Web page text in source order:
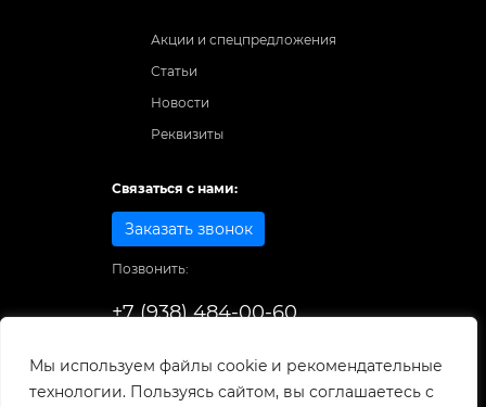
Мы используем файлы cookie и рекомендательные
технологии. Пользуясь сайтом, вы соглашаетесь с
Акции и спецпредложения
Статьи
Новости
Реквизиты
Связаться с нами:
Заказать звонок
Позвонить:
+7 (938) 484-00-60
© 1998-2025